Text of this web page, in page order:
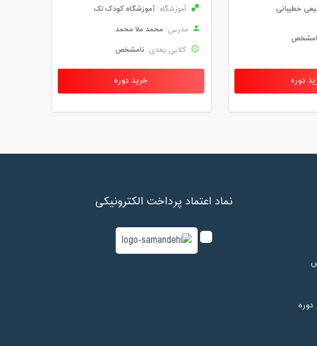
خطیبانی
دوره
آموزشگاه: آموزشگاه کودک تک
مدرس: محمد ملا محمد
کلاس بعدی: نامشخص
خرید دوره
نماد اعتماد پرداخت الکترونیکی